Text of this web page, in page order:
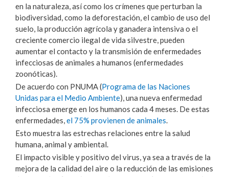
en la naturaleza, así como los crímenes que perturban la
biodiversidad, como la deforestación, el cambio de uso del
suelo, la producción agrícola y ganadera intensiva o el
creciente comercio ilegal de vida silvestre, pueden
aumentar el contacto y la transmisión de enfermedades
infecciosas de animales a humanos (enfermedades
zoonóticas).
De acuerdo con PNUMA (Programa de las Naciones
Unidas para el Medio Ambiente), una nueva enfermedad
infecciosa emerge en los humanos cada 4 meses. De estas
enfermedades,el 75% provienen de animales.
Esto muestra las estrechas relaciones entre la salud
humana, animal y ambiental.
El impacto visible y positivo del virus, ya sea a través de la
mejora de la calidad del aire o la reducción de las emisiones